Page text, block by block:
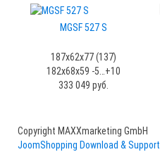
МGSF 527 S
187х62х77 (137)
182х68х59 -5…+10
333 049 руб.
Copyright MAXXmarketing GmbH
JoomShopping Download & Support